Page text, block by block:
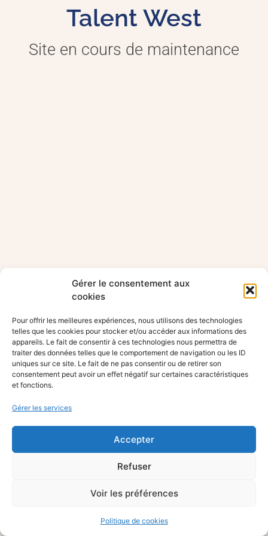
Gérer le consentement aux
cookies
Pour offrir les meilleures expériences, nous utilisons des technologies
telles que les cookies pour stocker et/ou accéder aux informations des
appareils. Le fait de consentir à ces technologies nous permettra de
traiter des données telles que le comportement de navigation ou les ID
uniques sur ce site. Le fait de ne pas consentir ou de retirer son
consentement peut avoir un effet négatif sur certaines caractéristiques
et fonctions.
Gérer les services
Accepter
Refuser
Voir les préférences
Politique de cookies
Talent West
Site en cours de maintenance